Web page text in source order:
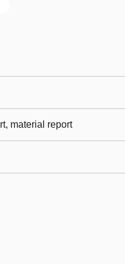
material report